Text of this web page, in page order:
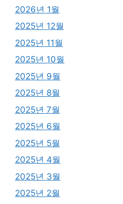
2026년 1월
2025년 12월
2025년 11월
2025년 10월
2025년 9월
2025년 8월
2025년 7월
2025년 6월
2025년 5월
2025년 4월
2025년 3월
2025년 2월